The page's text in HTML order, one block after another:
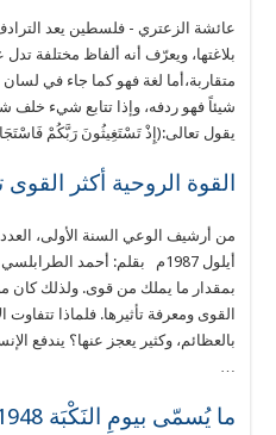
عائشة الزعتري - فلسطين يعد
بلاغتها، ويعرّف أنه ألفاظ مختلفة
متقاربة،أما لغة فهو كما جاء في
شيئاً فهو ردفه، وإذا تتابع شيء
يقول تعالى:(إِذْ تَسْتَغِيثُونَ رَبَّكُمْ
القوة الروحية أكثر القوى
أيلول 1987م بقلم: أحمد
بمقدار ما يملك من قوى. ولذلك كان
القوى ومعرفة تأثيرها. فلماذا
بالعظائم، وكثير يعجز عنها؟ يندفع
ما يُسمّى بيومِ النَكْبَة 1948